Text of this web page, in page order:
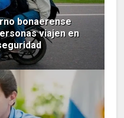
bonaerense
viajen en